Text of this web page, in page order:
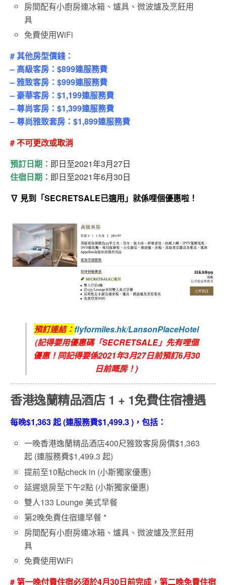
房間配有小廚房連冰箱、爐具、微波爐及烹飪用
具
免費使用WiFi
# 其他房型價錢：
– 高級客房：$899連服務費
– 雅致客房：$999連服務費
– 豪華客房：$1,199連服務費
– 尊尚客房：$1,399連服務費
– 尊尚雅致套房：$1,899連服務費
# 不可更改或取消
預訂日期： 即日至2021年3月27日
住宿日期： 即日至2021年6月30日
∇ 見到「SECRETSALE已適用」就係哩個優惠啦！
預訂連結：flyformiles.hk/LansonPlaceHotel
(記得要用優惠碼「SECRETSALE」先有哩個
優惠！同記得要係2021年3月27日前預訂6月30
日前嘅房！)
香港逸蘭精品酒店 1 + 1免費住宿禮遇
每晚$1,363 起 (連服務費$1,499.3 )，包括：
一晚香港逸蘭精品酒店400尺雅致客房房價$1,363
起 (連服務費$1,499.3 起)
提前至10點check in (小斯獨家優惠)
延遲退房至下午2點 (小斯獨家優惠)
雙人133 Lounge 美式早餐
第2晚免費住宿連早餐 *
房間配有小廚房連冰箱、爐具、微波爐及烹飪用
具
免費使用WiFi
# 第一晚付費住宿必須於4月30日前完成，第二晚免費住宿